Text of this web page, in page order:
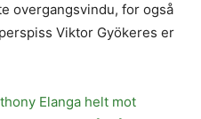
overgangsvindu, for også
Viktor Gyökeres er
Elanga helt mot